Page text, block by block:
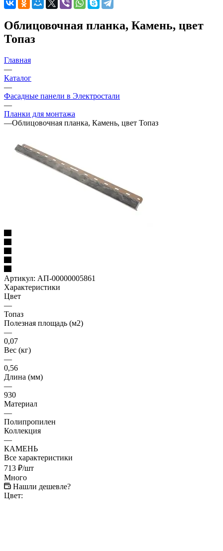
Облицовочная планка, Камень, цвет
Топаз
Главная
—
Каталог
—
Фасадные панели в Электростали
—
Планки для монтажа
—Облицовочная планка, Камень, цвет Топаз
Артикул: АП-00000005861
Характеристики
Цвет
—
Топаз
Полезная площадь (м2)
—
0,07
Вес (кг)
—
0,56
Длина (мм)
—
930
Материал
—
Полипропилен
Коллекция
—
КАМЕНЬ
Все характеристики
713 ₽/шт
Много
Нашли дешевле?
Цвет: